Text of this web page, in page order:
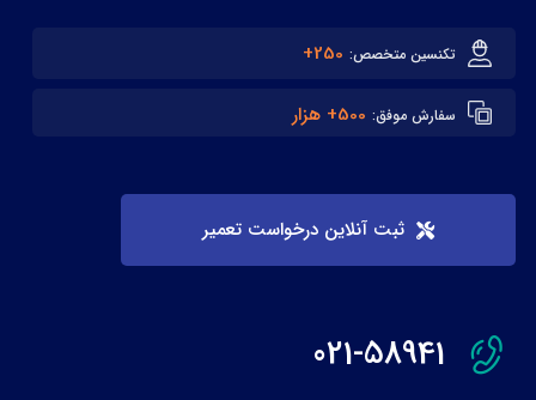
تکنسین متخصص: 250+
سفارش موفق: 500+ هزار
ثبت آنلاین درخواست تعمیر
021-58941